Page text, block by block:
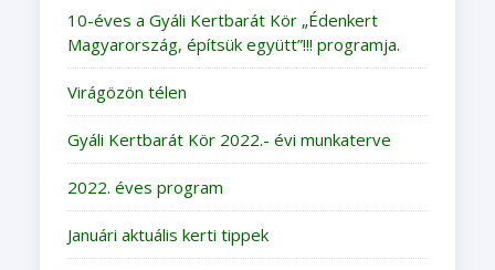
10-éves a Gyáli Kertbarát Kör „Édenkert
Magyarország, építsük együtt”!!! programja.
Virágözön télen
Gyáli Kertbarát Kör 2022.- évi munkaterve
2022. éves program
Januári aktuális kerti tippek